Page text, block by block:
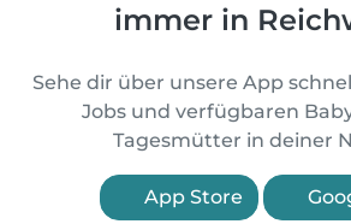
immer in
Sehe dir über unsere App
Jobs und verfügbaren
Tagesmütter in deiner
App Store